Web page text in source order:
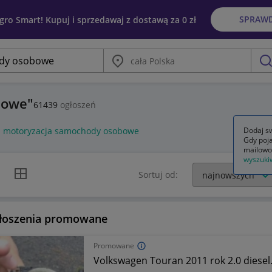
Smart! Kupuj i sprzedawaj z dostawą za 0 zł
Miasto
61439 ogłoszeń
motoryzacja samochody osobowe
listy
Widok siatki Sortuj od:
promowane
Promowane
Volkswagen Touran 2011 rok 2.0
Dodaj
Gdy